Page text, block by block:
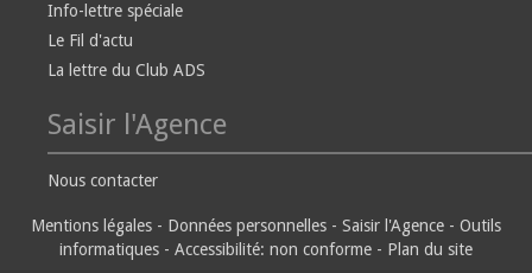
Info-lettre spéciale
Le Fil d'actu
La lettre du Club ADS
Saisir l'Agence
Nous contacter
Mentions légales - Données personnelles - Saisir l'Agence - Outils
informatiques - Accessibilité: non conforme - Plan du site